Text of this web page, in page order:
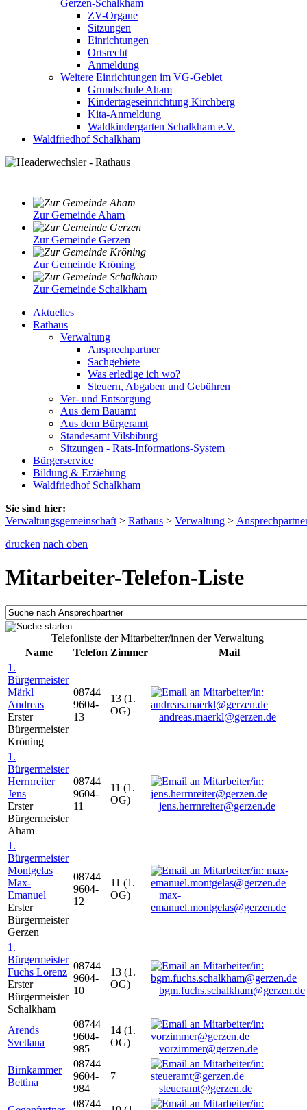
Gerzen-Schalkham
ZV-Organe
Sitzungen
Einrichtungen
Ortsrecht
Anmeldung
Weitere Einrichtungen im VG-Gebiet
Grundschule Aham
Kindertageseinrichtung Kirchberg
Kita-Anmeldung
Waldkindergarten Schalkham e.V.
Waldfriedhof Schalkham
Zur Gemeinde Aham
Zur Gemeinde Gerzen
Zur Gemeinde Kröning
Zur Gemeinde Schalkham
Aktuelles
Rathaus
Verwaltung
Ansprechpartner
Sachgebiete
Was erledige ich wo?
Steuern, Abgaben und Gebühren
Ver- und Entsorgung
Aus dem Bauamt
Aus dem Bürgeramt
Standesamt Vilsbiburg
Sitzungen - Rats-Informations-System
Bürgerservice
Bildung & Erziehung
Waldfriedhof Schalkham
Sie sind hier:
Verwaltungsgemeinschaft > Rathaus > Verwaltung >
drucken nach oben
Mitarbeiter-Telefon-Liste
Telefonliste der Mitarbeiter/innen der Verwaltung
Name
Telefon Zimmer
Mail
1.
Bürgermeister
Märkl
Andreas
Erster
Bürgermeister
Kröning
08744
9604-
13
13 (1.
OG)
andreas.maerkl@gerzen.de
1.
Bürgermeister
Herrnreiter
Jens
Erster
Bürgermeister
Aham
08744
9604-
11
11 (1.
OG)
jens.herrnreiter@gerzen.de
1.
Bürgermeister
Montgelas
Max-
Emanuel
Erster
Bürgermeister
Gerzen
08744
9604-
12
11 (1.
OG)
max-
emanuel.montgelas@gerzen.de
1.
Bürgermeister
Fuchs Lorenz
Erster
Bürgermeister
Schalkham
08744
9604-
10
13 (1.
OG)
bgm.fuchs.schalkham@gerzen.de
Arends
Svetlana
08744
9604-
985
14 (1.
OG)
vorzimmer@gerzen.de
Birnkammer
Bettina
08744
9604-
984
7
steueramt@gerzen.de
08744